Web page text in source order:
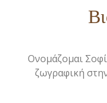
Ονομάζομαι
ζωγραφική